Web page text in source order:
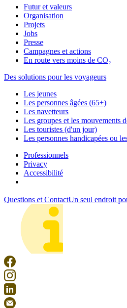
Futur et valeurs
Organisation
Projets
Jobs
Presse
Campagnes et actions
En route vers moins de CO₂
Des solutions pour les voyageurs
Les jeunes
Les personnes âgées (65+)
Les navetteurs
Les groupes et les mouvements
Les touristes (d'un jour)
Les personnes handicapées ou
Professionnels
Privacy
Accessibilité
Questions et ContactUn seul endroit